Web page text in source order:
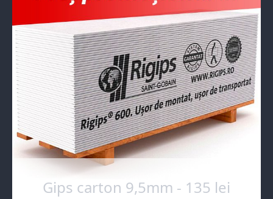
Gips carton 9,5mm - 135 lei